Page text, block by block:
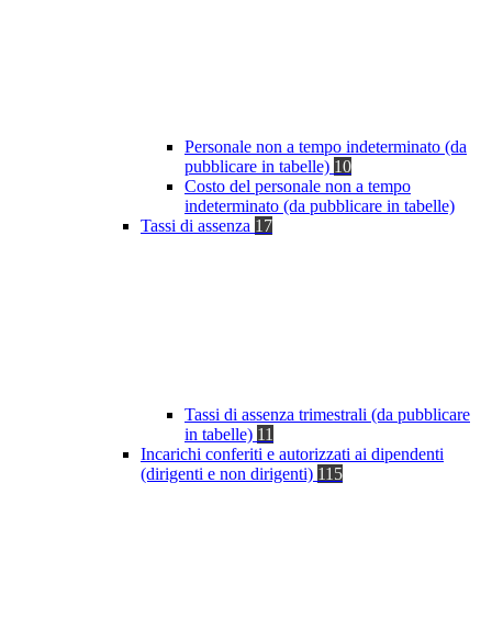
Personale non a tempo indeterminato (da
pubblicare in tabelle) 10
Costo del personale non a tempo
indeterminato (da pubblicare in tabelle)
Tassi di assenza 17
Tassi di assenza trimestrali (da pubblicare
in tabelle) 11
Incarichi conferiti e autorizzati ai dipendenti
(dirigenti e non dirigenti) 115